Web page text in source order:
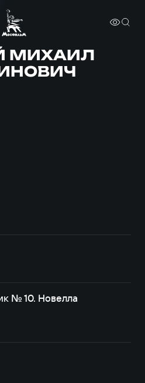
МИХАИЛ
№ 10. Новелла